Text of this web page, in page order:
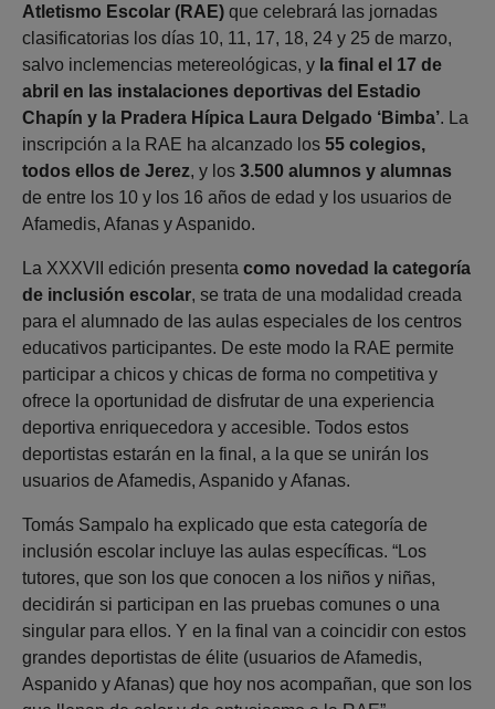
Atletismo Escolar (RAE) que celebrará las jornadas
clasificatorias los días 10, 11, 17, 18, 24 y 25 de marzo,
salvo inclemencias metereológicas, y la final el 17 de
abril en las instalaciones deportivas del Estadio
Chapín y la Pradera Hípica Laura Delgado ‘Bimba’. La
inscripción a la RAE ha alcanzado los 55 colegios,
todos ellos de Jerez, y los 3.500 alumnos y alumnas
de entre los 10 y los 16 años de edad y los usuarios de
Afamedis, Afanas y Aspanido.
La XXXVII edición presenta como novedad la categoría
de inclusión escolar, se trata de una modalidad creada
para el alumnado de las aulas especiales de los centros
educativos participantes. De este modo la RAE permite
participar a chicos y chicas de forma no competitiva y
ofrece la oportunidad de disfrutar de una experiencia
deportiva enriquecedora y accesible. Todos estos
deportistas estarán en la final, a la que se unirán los
usuarios de Afamedis, Aspanido y Afanas.
Tomás Sampalo ha explicado que esta categoría de
inclusión escolar incluye las aulas específicas. “Los
tutores, que son los que conocen a los niños y niñas,
decidirán si participan en las pruebas comunes o una
singular para ellos. Y en la final van a coincidir con estos
grandes deportistas de élite (usuarios de Afamedis,
Aspanido y Afanas) que hoy nos acompañan, que son los